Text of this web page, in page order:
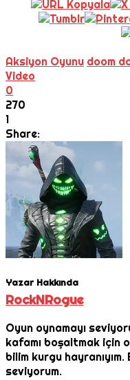
Aksiyon Oyunu doom
Video
0
270
1
Share:
Yazar Hakkında
RockNRogue
Oyun oynamayı
kafamı boşaltmak için
bilim kurgu
seviyorum.